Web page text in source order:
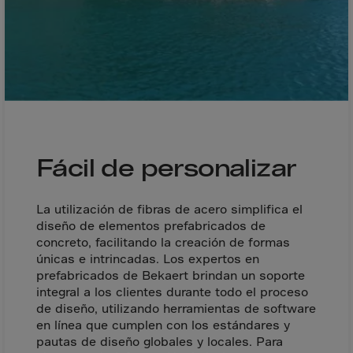
Marshall Islnds
Mauritius
Mayotte
Melilla
Mexico
Micronesia
Minor Outl.Ins.
Moldavia
Fácil de personalizar
La utilización de fibras de acero simplifica el
diseño de elementos prefabricados de
concreto, facilitando la creación de formas
únicas e intrincadas. Los expertos en
prefabricados de Bekaert brindan un soporte
integral a los clientes durante todo el proceso
de diseño, utilizando herramientas de software
en línea que cumplen con los estándares y
pautas de diseño globales y locales. Para